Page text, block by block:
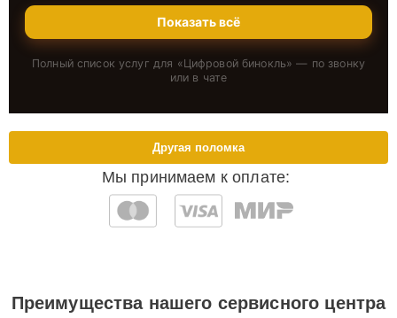
Показать всё
Полный список услуг для «Цифровой бинокль» — по звонку
или в чате
Мы принимаем к оплате:
Другая поломка
Преимущества нашего сервисного центра